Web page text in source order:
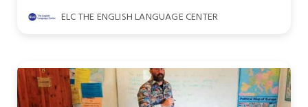
ELC THE ENGLISH LANGUAGE CENTER